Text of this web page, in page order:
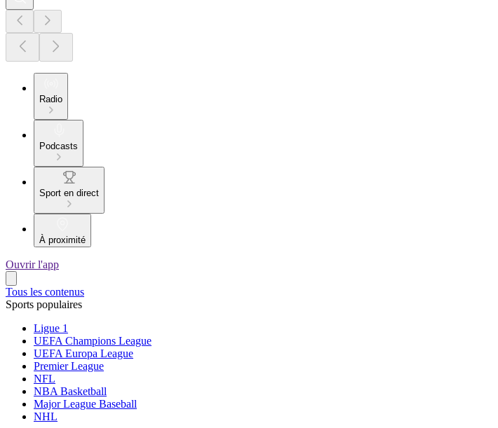
Radio
Podcasts
Sport en direct
À proximité
Ouvrir l'app
Tous les contenus
Sports populaires
Ligue 1
UEFA Champions League
UEFA Europa League
Premier League
NFL
NBA Basketball
Major League Baseball
NHL